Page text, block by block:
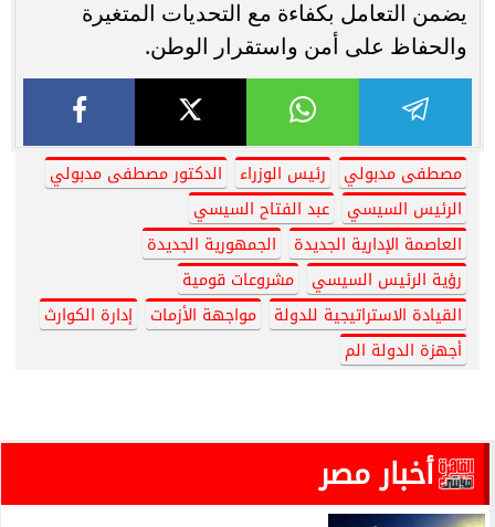
يضمن التعامل بكفاءة مع التحديات المتغيرة
والحفاظ على أمن واستقرار الوطن.
مصطفى مدبولي رئيس الوزراء
الدكتور مصطفى مدبولي
الرئيس السيسي
عبد الفتاح السيسي
العاصمة الإدارية الجديدة
الجمهورية الجديدة
رؤية الرئيس السيسي
مشروعات قومية
القيادة الاستراتيجية للدولة
مواجهة الأزمات
إدارة الكوارث
أجهزة الدولة الم
أخبار مصر